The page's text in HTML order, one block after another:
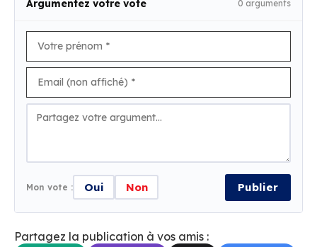
Argumentez votre vote 0 arguments
Mon vote : Oui Non Publier
Partagez la publication à vos amis :